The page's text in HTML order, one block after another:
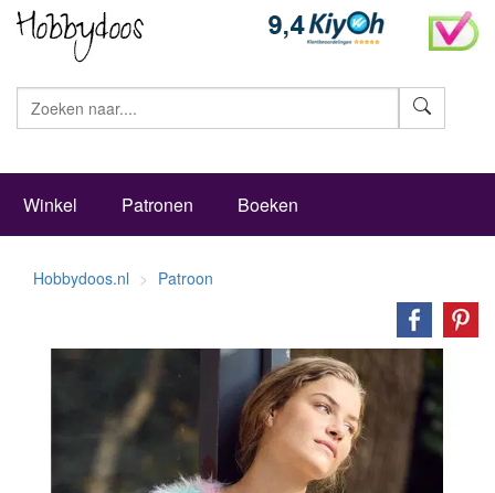
Winkel Patronen Boeken
Hobbydoos.nl Patroon